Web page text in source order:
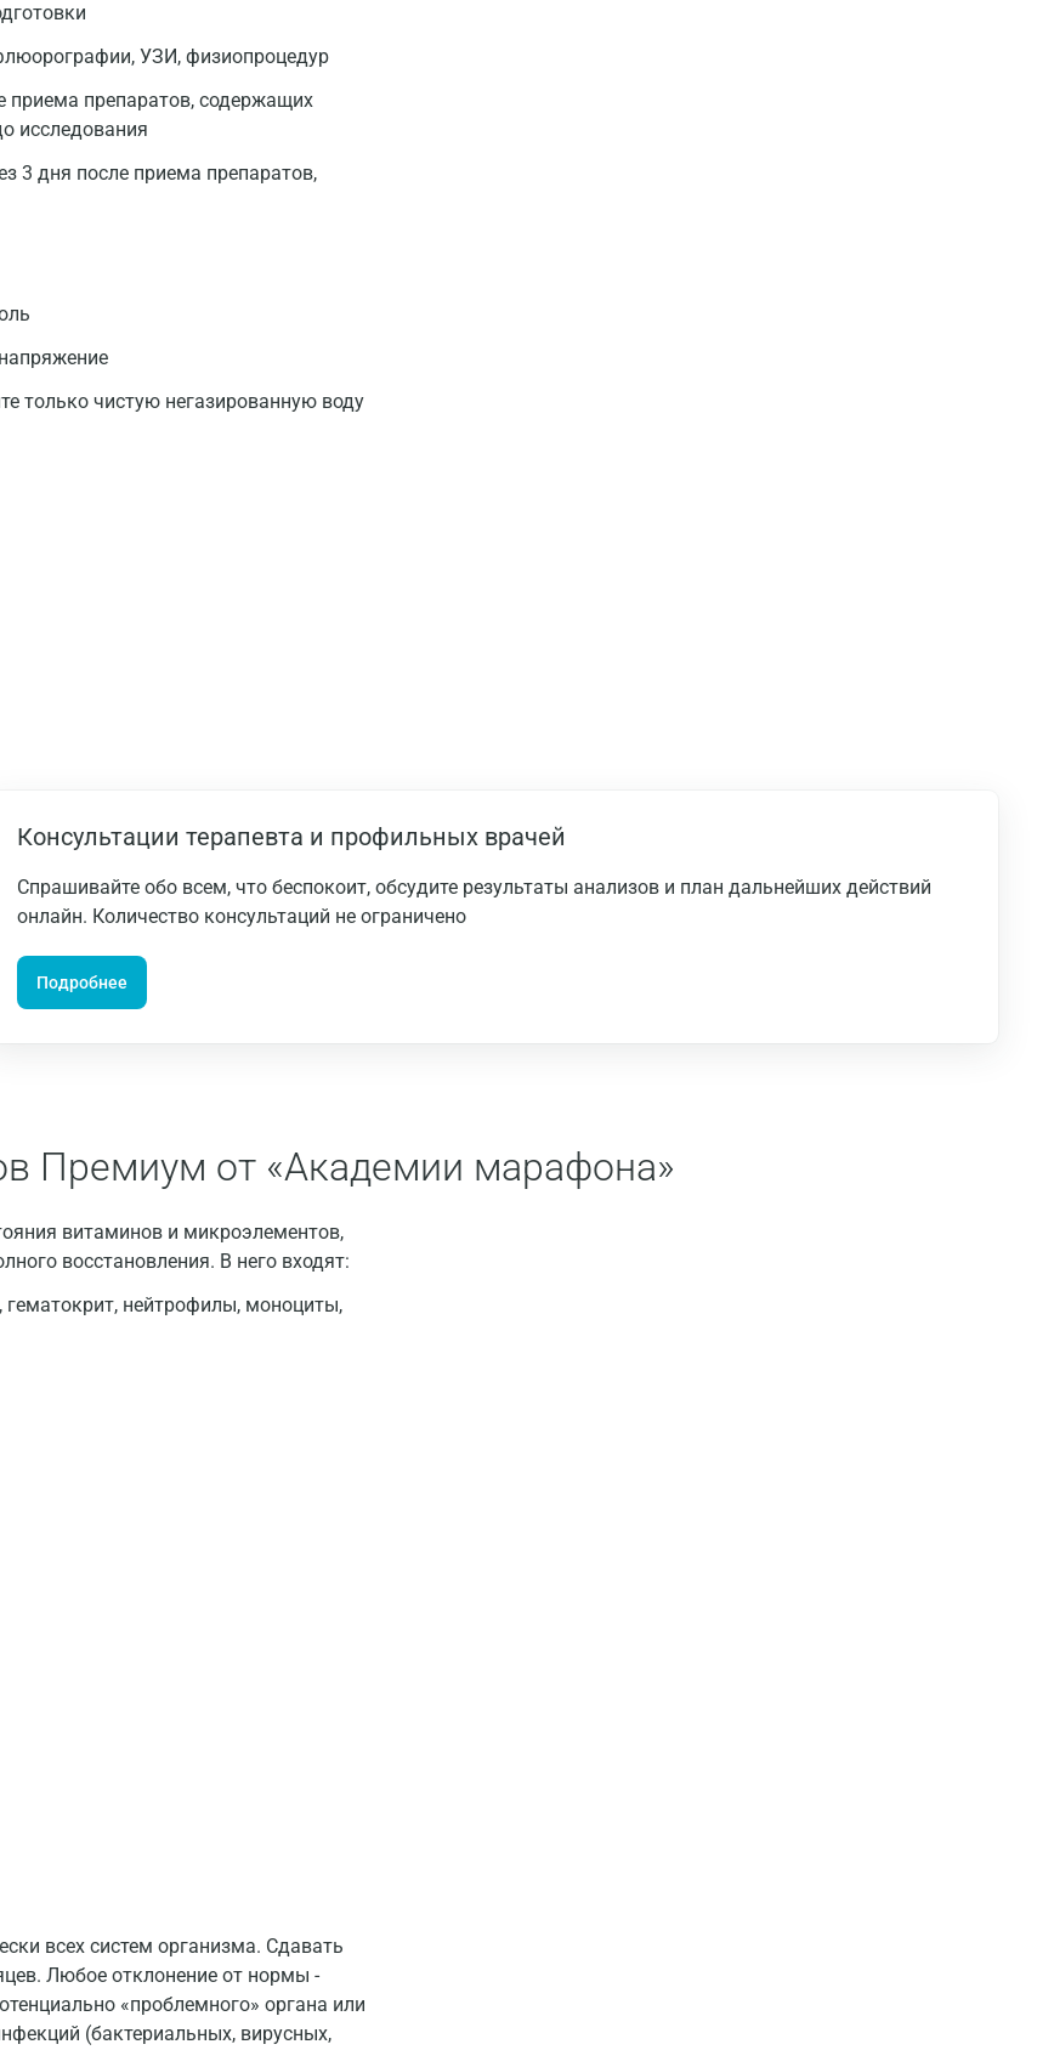
УЗИ, физиопроцедур
приема препаратов, содержащих
исследования
3 дня после приема препаратов,
только чистую негазированную воду
Консультации терапевта и профильных врачей
Спрашивайте обо всем, что беспокоит, обсудите результаты анализов и план дальнейших действий
онлайн. Количество консультаций не ограничено
Подробнее
Премиум от «Академии марафона»
витаминов и микроэлементов,
восстановления. В него входят:
нейтрофилы, моноциты,
всех систем организма. Сдавать
Любое отклонение от нормы -
«проблемного» органа или
(бактериальных, вирусных,
Великий Новгород
Видное
Владимир
Волгоград
Волжский
Истра
Йошкар-Ола